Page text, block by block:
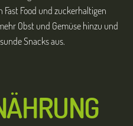
Food und zuckerhaltigen
Obst und Gemüse hinzu und
Snacks aus.